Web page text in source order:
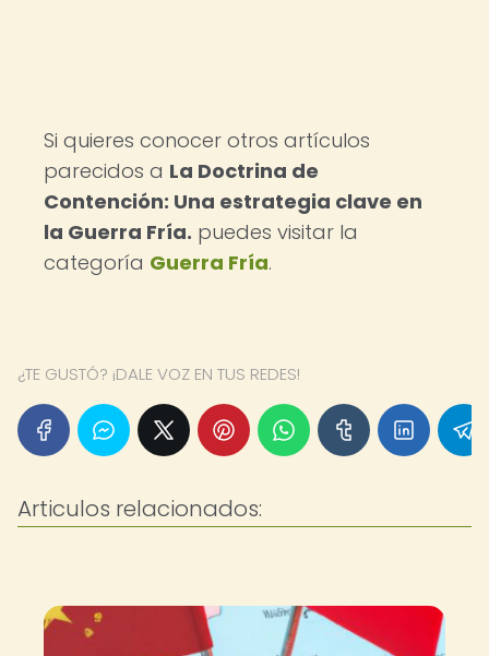
Si quieres conocer otros artículos
parecidos a La Doctrina de
Contención: Una estrategia clave en
la Guerra Fría. puedes visitar la
categoría Guerra Fría.
¿TE GUSTÓ? ¡DALE VOZ EN TUS REDES!
Articulos relacionados: